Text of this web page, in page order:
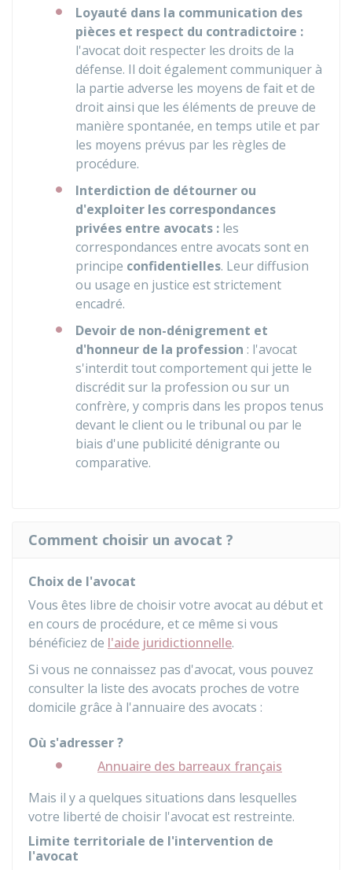
Loyauté dans la communication des
pièces et respect du contradictoire :
l'avocat doit respecter les droits de la
défense. Il doit également communiquer à
la partie adverse les moyens de fait et de
droit ainsi que les éléments de preuve de
manière spontanée, en temps utile et par
les moyens prévus par les règles de
procédure.
Interdiction de détourner ou
d'exploiter les correspondances
privées entre avocats : les
correspondances entre avocats sont en
principe confidentielles. Leur diffusion
ou usage en justice est strictement
encadré.
Devoir de non-dénigrement et
d'honneur de la profession : l'avocat
s'interdit tout comportement qui jette le
discrédit sur la profession ou sur un
confrère, y compris dans les propos tenus
devant le client ou le tribunal ou par le
biais d'une publicité dénigrante ou
comparative.
Comment choisir un avocat ?
Choix de l'avocat
Vous êtes libre de choisir votre avocat au début et
en cours de procédure, et ce même si vous
bénéficiez de l'aide juridictionnelle.
Si vous ne connaissez pas d'avocat, vous pouvez
consulter la liste des avocats proches de votre
domicile grâce à l'annuaire des avocats :
Où s'adresser ?
Annuaire des barreaux français
Mais il y a quelques situations dans lesquelles
votre liberté de choisir l'avocat est restreinte.
Limite territoriale de l'intervention de
l'avocat